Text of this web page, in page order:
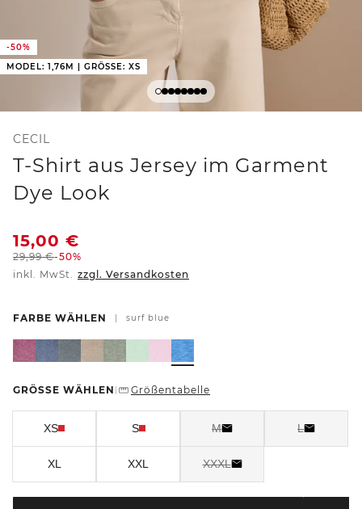
-50%
MODEL: 1,76M | GRÖSSE: XS
CECIL
T-Shirt aus Jersey im Garment
Dye Look
15,00 €
29,99€-50%
inkl. MwSt. zzgl. Versandkosten
FARBE WÄHLEN surf blue
GRÖSSE WÄHLEN Größentabelle
XS S M L
XL XXL XXXL